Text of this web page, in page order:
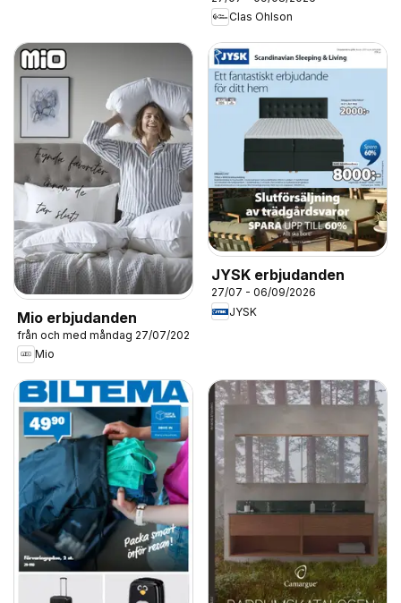
Clas Ohlson
Mio erbjudanden
från och med måndag 27/07/2026
Mio
JYSK erbjudanden
27/07 - 06/09/2026
JYSK